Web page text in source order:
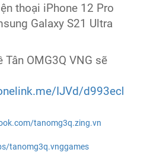
thoại iPhone 12 Pro
Galaxy S21 Ultra
OMG3Q VNG sẽ
IJVd/d993ecba
tanomg3q.zing.vn
tanomg3q.vnggames